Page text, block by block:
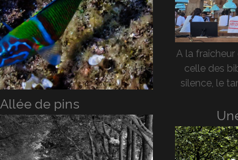
Allée de pins
A la fraîcheur
celle des
silence, le